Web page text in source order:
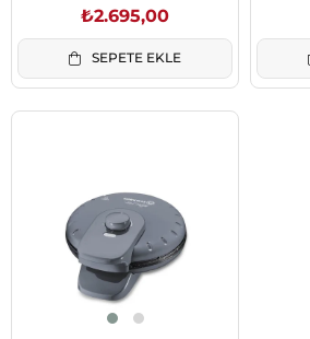
₺2.695,00
SEPETE EKLE